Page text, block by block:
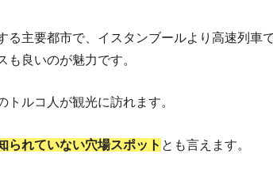
【トル
トルコ人の心を掴む！トルコ語の
徴や基本性格は？恋愛や結婚観に
る主要都市で、イスタンブールより高速列車
良いのが魅力です。
トルコ人が観光に訪れます。
られていない穴場スポット とも言えます。